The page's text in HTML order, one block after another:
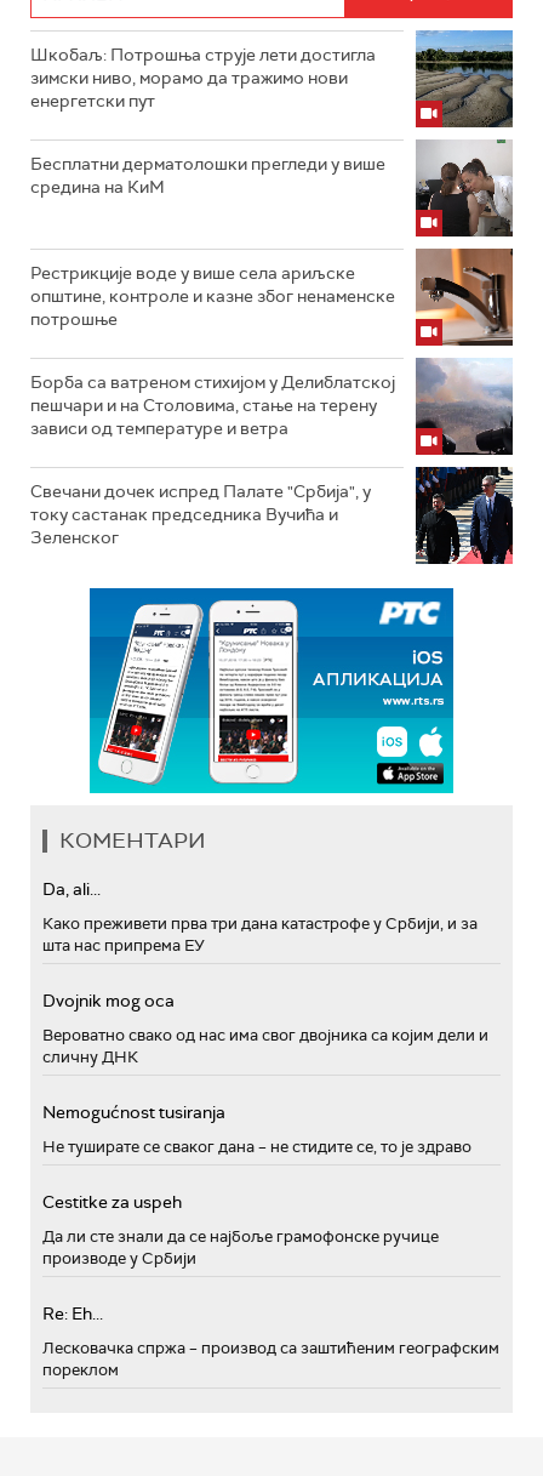
Шкобаљ: Потрошња струје лети достигла
зимски ниво, морамо да тражимо нови
енергетски пут
Бесплатни дерматолошки прегледи у више
средина на КиМ
Рестрикције воде у више села ариљске
општине, контроле и казне због ненаменске
потрошње
Борба са ватреном стихијом у Делиблатској
пешчари и на Столовима, стање на терену
зависи од температуре и ветра
Свечани дочек испред Палате "Србија", у
току састанак председника Вучића и
Зеленског
КОМЕНТАРИ
Da, ali...
Како преживети прва три дана катастрофе у Србији, и за
шта нас припрема ЕУ
Dvojnik mog oca
Вероватно свако од нас има свог двојника са којим дели и
сличну ДНК
Nemogućnost tusiranja
Не туширате се сваког дана – не стидите се, то је здраво
Cestitke za uspeh
Да ли сте знали да се најбоље грамофонске ручице
производе у Србији
Re: Eh...
Лесковачка спржа – производ са заштићеним географским
пореклом